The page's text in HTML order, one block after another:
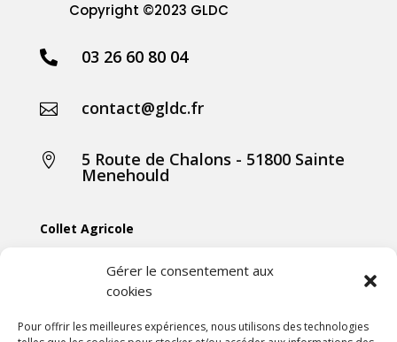
Gérer le consentement aux
cookies
Pour offrir les meilleures expériences, nous utilisons des technologies
Copyright ©2023 GLDC
 03 26 60 80 04
 contact@gldc.fr
 5 Route de Chalons - 51800 Sainte
Menehould
Collet Agricole
Collet Motoculture
Collet Élevage